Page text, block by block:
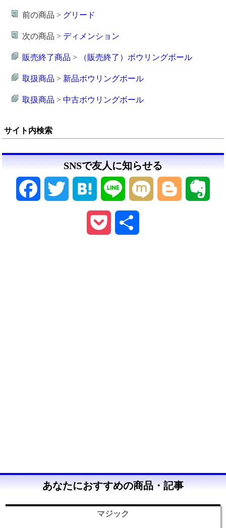
前の商品 > グリード
次の商品 > ディメンション
販売終了商品 > （販売終了）ボウリングボール
取扱商品 > 新品ボウリングボール
取扱商品 >中古ボウリングボール
サイト内検索
SNSで友人に知らせる
Facebook Twitter Hatena Line Mixi Blogger
Pocket
あなたにおすすめの商品・記事
マジック